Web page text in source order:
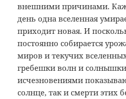
внешними причинами.
день одна вселенная
приходит новая. И
постоянно собирается
миров и текучих
гребешки волн и
исчезновениями
солнце, так и смерти этих